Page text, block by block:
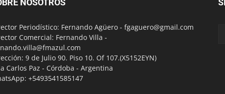
NOSOTROS
Periodístico: Fernando Agüero - fgaguero@gmail.com
Comercial: Fernando Villa -
9 de Julio 90. Piso 10. Of 107.(X5152EYN)
Carlos Paz - Córdoba - Argentina
+5493541585147